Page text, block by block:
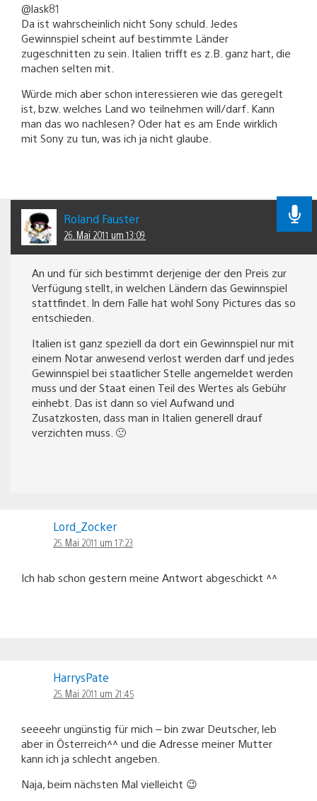
@lask81
Da ist wahrscheinlich nicht Sony schuld. Jedes
Gewinnspiel scheint auf bestimmte Länder
zugeschnitten zu sein. Italien trifft es z.B. ganz hart, die
machen selten mit.
Würde mich aber schon interessieren wie das geregelt
ist, bzw. welches Land wo teilnehmen will/darf. Kann
man das wo nachlesen? Oder hat es am Ende wirklich
mit Sony zu tun, was ich ja nicht glaube.
Roland Fauster
26. Mai 2011 um 13:09
An und für sich bestimmt derjenige der den Preis zur
Verfügung stellt, in welchen Ländern das Gewinnspiel
stattfindet. In dem Falle hat wohl Sony Pictures das so
entschieden.
Italien ist ganz speziell da dort ein Gewinnspiel nur mit
einem Notar anwesend verlost werden darf und jedes
Gewinnspiel bei staatlicher Stelle angemeldet werden
muss und der Staat einen Teil des Wertes als Gebühr
einhebt. Das ist dann so viel Aufwand und
Zusatzkosten, dass man in Italien generell drauf
verzichten muss. 🙁
Lord_Zocker
25. Mai 2011 um 17:23
Ich hab schon gestern meine Antwort abgeschickt ^^
HarrysPate
25. Mai 2011 um 21:45
seeeehr ungünstig für mich – bin zwar Deutscher, leb
aber in Österreich^^ und die Adresse meiner Mutter
kann ich ja schlecht angeben.
Naja, beim nächsten Mal vielleicht 😉